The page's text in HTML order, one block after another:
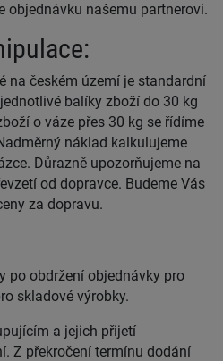
objednávku našemu partnerovi.
na českém území je standardní
balíky zboží do 30 kg
o váze přes 30 kg se řídíme
náklad kalkulujeme
Důrazně upozorňujeme na
od dopravce. Budeme Vás
za dopravu.
po obdržení objednávky pro
skladové výrobky.
a jejich přijetí
Z překročení termínu dodání